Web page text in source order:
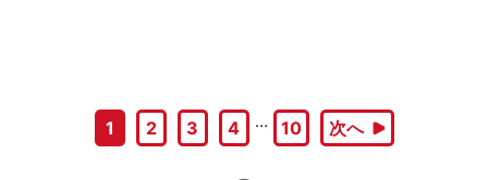
1 2 3 4 … 10 次へ